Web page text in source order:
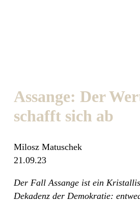
Assange: Der
schafft sich ab
Milosz Matuschek
21.09.23
Der Fall Assange ist ein
Dekadenz der Demokratie: